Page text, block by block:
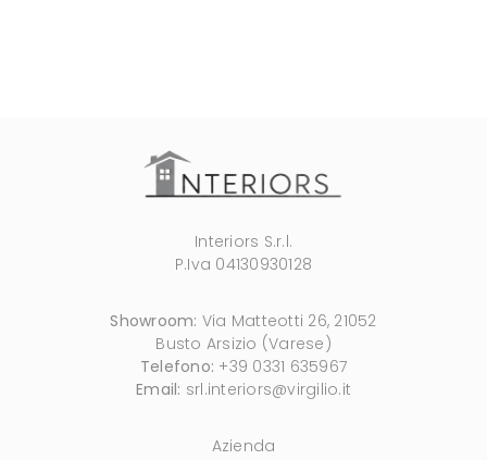
Interiors S.r.l.
P.Iva 04130930128
Showroom: Via Matteotti 26, 21052
Busto Arsizio (Varese)
Telefono: +39 0331 635967
Email: srl.interiors@virgilio.it
Azienda